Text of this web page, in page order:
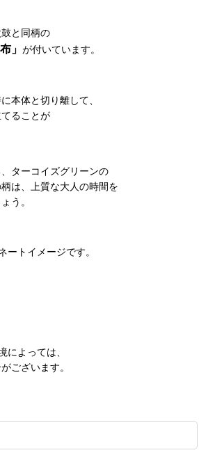
と同柄の
」 が付いています。
本体と切り離して、
ることが
ターコイズグリーンの
は、上質な大人の時間を
う。
ートイメージです。
によっては、
ございます。